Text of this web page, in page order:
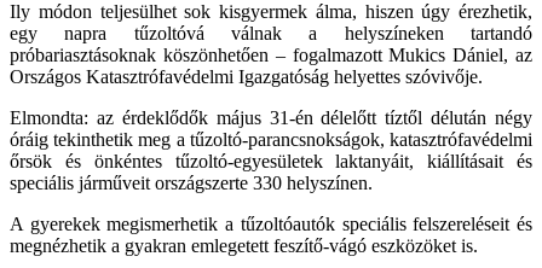
Ily módon teljesülhet sok kisgyermek álma, hiszen úgy érezhetik,
egy napra tűzoltóvá válnak a helyszíneken tartandó
próbariasztásoknak köszönhetően – fogalmazott Mukics Dániel, az
Országos Katasztrófavédelmi Igazgatóság helyettes szóvivője.
Elmondta: az érdeklődők május 31-én délelőtt tíztől délután négy
óráig tekinthetik meg a tűzoltó-parancsnokságok, katasztrófavédelmi
őrsök és önkéntes tűzoltó-egyesületek laktanyáit, kiállításait és
speciális járműveit országszerte 330 helyszínen.
A gyerekek megismerhetik a tűzoltóautók speciális felszereléseit és
megnézhetik a gyakran emlegetett feszítő-vágó eszközöket is.